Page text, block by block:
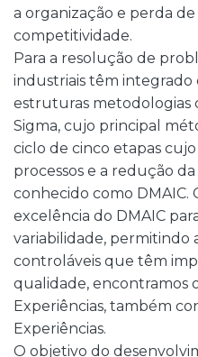
a organização e perda
competitividade.
Para a resolução de
industriais têm integrado
estruturas metodologias
Sigma, cujo principal
ciclo de cinco etapas
processos e a redução
conhecido como DMAIC.
excelência do DMAIC
variabilidade, permitindo
controláveis que têm
qualidade, encontramos
Experiências, também
Experiências.
O objetivo do